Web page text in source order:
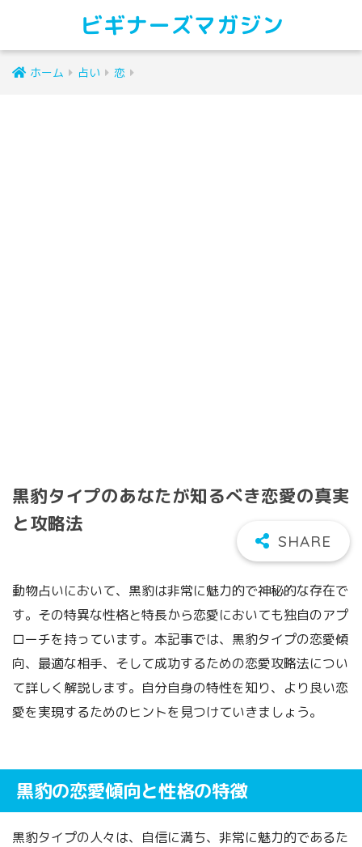
ビギナーズマガジン
ホーム 占い 恋
黒豹タイプのあなたが知るべき恋愛の真実
と攻略法
動物占いにおいて、黒豹は非常に魅力的で神秘的な存在で
す。その特異な性格と特長から恋愛においても独自のアプ
ローチを持っています。本記事では、黒豹タイプの恋愛傾
向、最適な相手、そして成功するための恋愛攻略法につい
て詳しく解説します。自分自身の特性を知り、より良い恋
愛を実現するためのヒントを見つけていきましょう。
黒豹の恋愛傾向と性格の特徴
黒豹タイプの人々は、自信に満ち、非常に魅力的であるた